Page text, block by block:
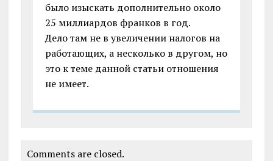
было изыскать дополнительно около
25 миллиардов франков в год.
Дело там не в увеличении налогов на
работающих, а несколько в другом, но
это к теме данной статьи отношения
не имеет.
Comments are closed.